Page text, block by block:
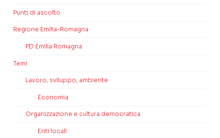
Punti di ascolto
Regione Emilia-Romagna
PD Emilia Romagna
Temi
Lavoro, sviluppo, ambiente
Economia
Organizzazione e cultura democratica
Enti locali